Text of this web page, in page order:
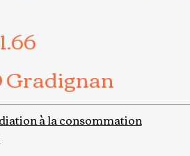
Gradignan
à la consommation